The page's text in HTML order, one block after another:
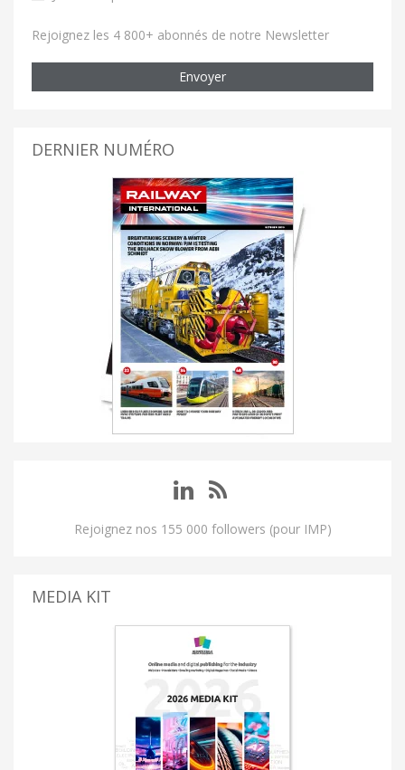
Rejoignez les 4 800+ abonnés de notre Newsletter
Envoyer
DERNIER NUMÉRO
Rejoignez nos 155 000 followers (pour IMP)
MEDIA KIT